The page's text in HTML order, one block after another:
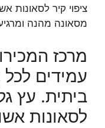
ציפוי קיר לסאונות
מסאונה מהנה
מרכז
עמידים לכל
ביתית. עץ
לסאונות